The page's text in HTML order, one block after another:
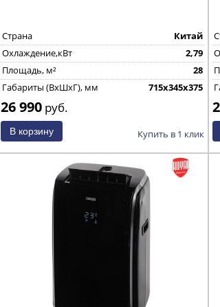
Страна
Китай
Охлаждение,кВт
2,79
Площадь, м²
28
Габариты (ВхШхГ), мм
715x345x375
26 990руб.
Купить в 1 клик